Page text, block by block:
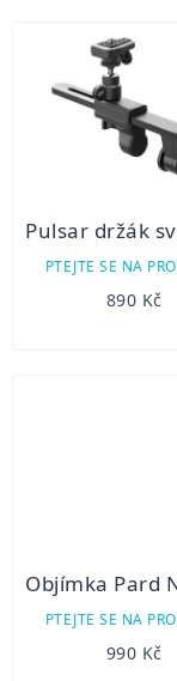
PTEJTE SE NA
890 Kč
PTEJTE SE NA
990 Kč